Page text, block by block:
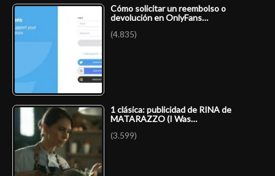
Cómo solicitar un reembolso o
devolución en OnlyFans…
(4.835)
1 clásica: publicidad de RINA de
MATARAZZO (I Was…
(3.599)